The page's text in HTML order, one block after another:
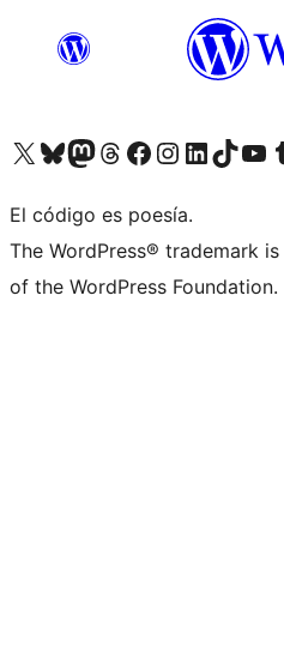
Visita nuestra cuenta de X (anteriormente Twitter)
Visita nuestra cuenta de Bluesky
Visita nuestra cuenta de Mastodon
Visita nuestra cuenta de Threads
Visita nuestra página de Facebook
Visita nuestra cuenta de
Visita nuestra cuenta de
Visita nuestra cuenta de
Visita
El código es poesía.
The WordPress® trademark
of the WordPress Foundation.